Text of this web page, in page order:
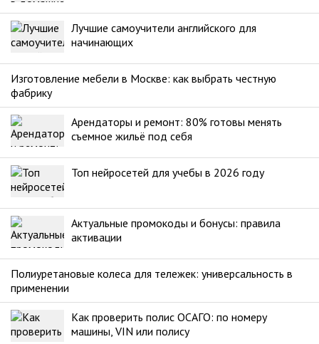
Лучшие самоучители английского для
начинающих
Изготовление мебели в Москве: как выбрать честную
фабрику
Арендаторы и ремонт: 80% готовы менять
съемное жильё под себя
Топ нейросетей для учебы в 2026 году
Актуальные промокоды и бонусы: правила
активации
Полиуретановые колеса для тележек: универсальность в
применении
Как проверить полис ОСАГО: по номеру
машины, VIN или полису